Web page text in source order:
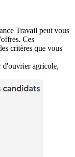
Travail peut vous
Ces
critères que vous
d'ouvrier agricole,